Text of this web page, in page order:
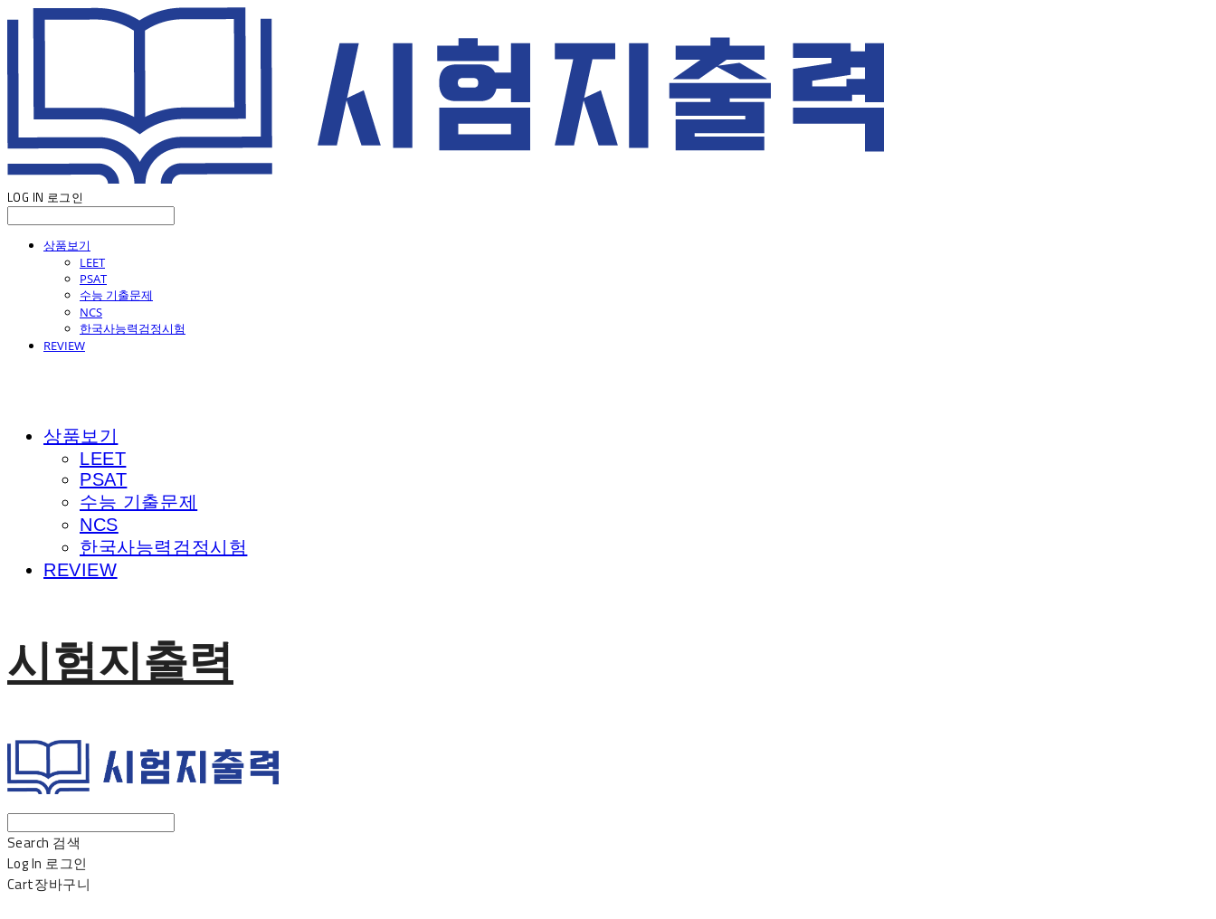
LOG IN 로그인
상품보기
LEET
PSAT
수능 기출문제
NCS
한국사능력검정시험
REVIEW
상품보기
LEET
PSAT
수능 기출문제
NCS
한국사능력검정시험
REVIEW
시험지출력
Search 검색
Log In 로그인
Cart장바구니